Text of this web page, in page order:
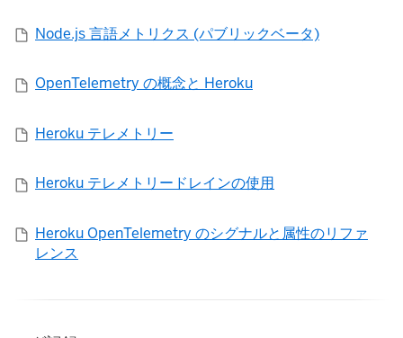
Node.js 言語メトリクス (パブリックベータ)
OpenTelemetry の概念と Heroku
Heroku テレメトリー
Heroku テレメトリードレインの使用
Heroku OpenTelemetry のシグナルと属性のリファ
レンス